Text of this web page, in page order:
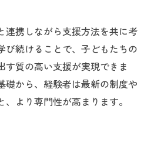
連携しながら支援方法を共に考
び続けることで、子どもたちの
す質の高い支援が実現できま
礎から、経験者は最新の制度や
より専門性が高まります。